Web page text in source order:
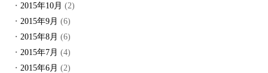
2015年10月 (2)
2015年9月 (6)
2015年8月 (6)
2015年7月 (4)
2015年6月 (2)